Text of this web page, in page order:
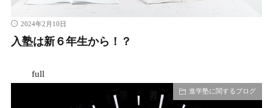
2024年2月10日
入塾は新６年生から！？
full
進学塾に関するブログ